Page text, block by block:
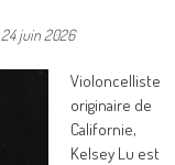
24 juin 2026
Violoncelliste
originaire de
Californie,
Kelsey Lu est